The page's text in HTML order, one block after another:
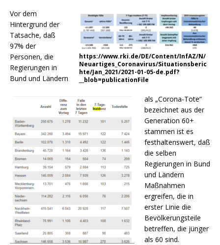
https://www.rki.de/DE/Content/InfAZ/N/
Neuartiges_Coronavirus/Situationsberic
hte/Jan_2021/2021-01-05-de.pdf?
__blob=publicationFile
Vor dem
Hintergrund der
Tatsache, daß
97% der
Personen, die
Regierungen in
Bund und Ländern
als „Corona-Tote“
bezeichnet aus der
Generation 60+
stammen ist es
festhaltenswert, daß
die selben
Regierungen in Bund
und Ländern
Maßnahmen
ergreifen, die in
erster Linie die
Bevölkerungsteile
betreffen, die jünger
als 60 sind.